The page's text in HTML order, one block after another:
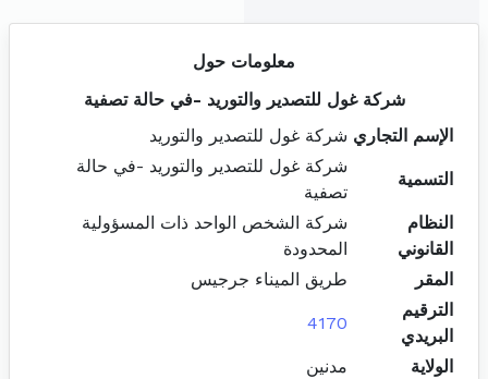
معلومات حول
شركة غول للتصدير والتوريد -في حالة تصفية
الإسم التجاري شركة غول للتصدير والتوريد
التسمية
شركة غول للتصدير والتوريد -في حالة
تصفية
النظام
القانوني
شركة الشخص الواحد ذات المسؤولية
المحدودة
المقر
طريق الميناء جرجيس
الترقيم
البريدي
4170
الولاية مدنين